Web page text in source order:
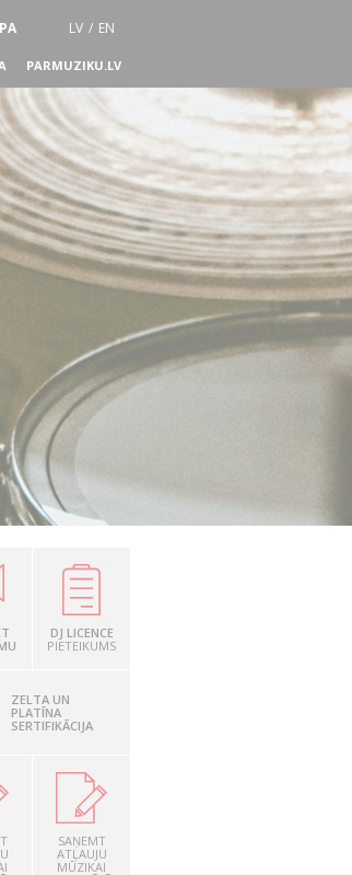
LV / EN
PARMUZIKU.LV
DJ LICENCE
PIETEIKUMS
ZELTA UN
PLATĪNA
SERTIFIKĀCIJA
SAŅEMT
ATĻAUJU
MŪZIKAI